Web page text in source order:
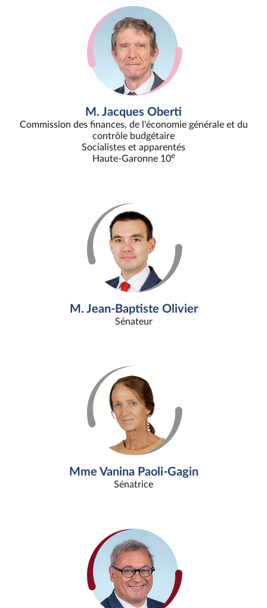
M. Jacques Oberti
Commission des finances, de l'économie générale et du
contrôle budgétaire
Socialistes et apparentés
Haute-Garonne 10e
M. Jean-Baptiste Olivier
Sénateur
Mme Vanina Paoli-Gagin
Sénatrice